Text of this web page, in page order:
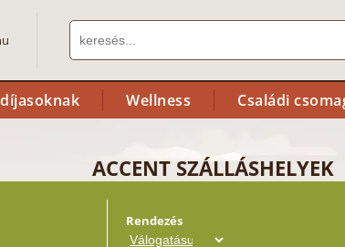
Wellness Családi
ACCENT SZÁLLÁSHELYEK
Rendezés